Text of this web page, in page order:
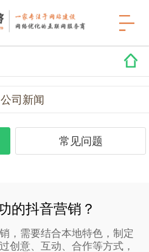
公司新闻
常见问题
的抖音营销？
，需要结合本地特色，制定
创意、互动、合作等方式，